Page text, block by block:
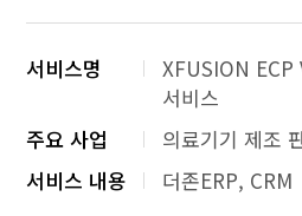
서비스명
XFUSION ECP
서비스
주요 사업
의료기기 제조
서비스 내용
더존ERP, CRM